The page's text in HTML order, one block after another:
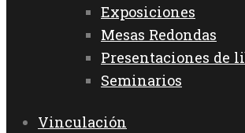
Exposiciones
Mesas Redondas
Presentaciones de
Seminarios
Vinculación